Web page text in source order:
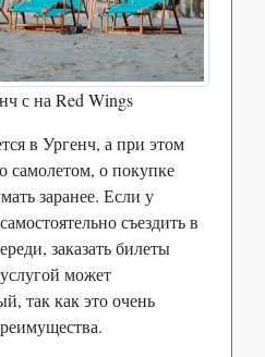
с на Red Wings
в Ургенч, а при этом
самолетом, о покупке
заранее. Если у
съездить в
заказать билеты
может
так как это очень